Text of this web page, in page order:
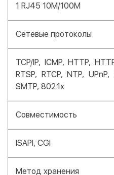
1 RJ45 10M/100M
Сетевые протоколы
TCP/IP, ICMP, HTTP,
RTSP, RTCP, NTP,
SMTP, 802.1x
Совместимость
ISAPI, CGI
Метод хранения